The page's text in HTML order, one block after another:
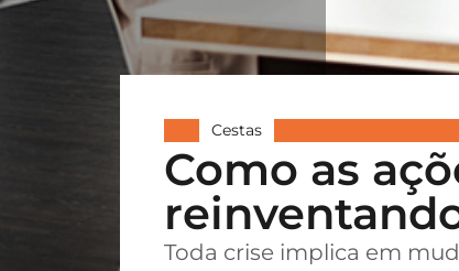
Cestas
Como as
Toda crise implica em